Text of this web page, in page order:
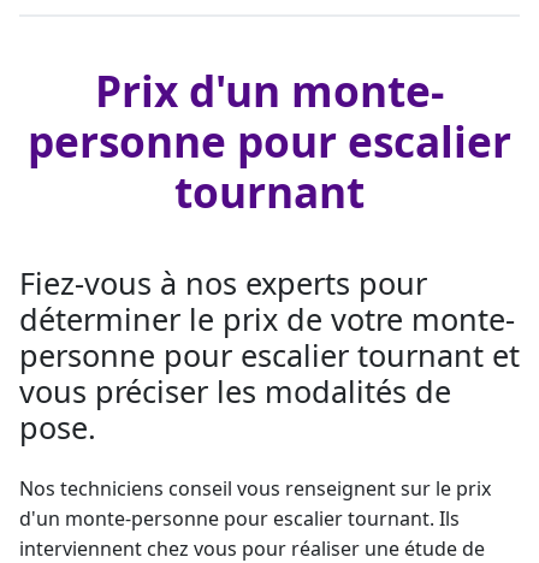
Prix d'un monte-
personne pour escalier
tournant
Fiez-vous à nos experts pour
déterminer le prix de votre monte-
personne pour escalier tournant et
vous préciser les modalités de
pose.
Nos techniciens conseil vous renseignent sur le prix
d'un monte-personne pour escalier tournant. Ils
interviennent chez vous pour réaliser une étude de